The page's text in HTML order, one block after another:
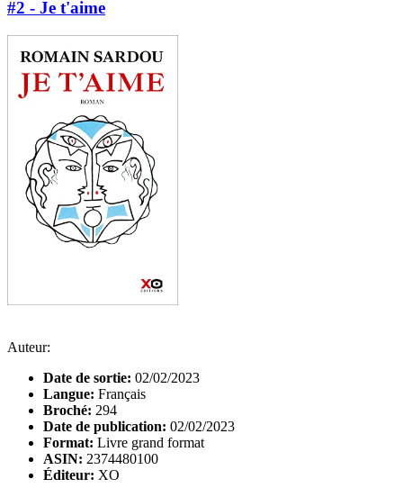
#2 - Je t'aime
Auteur:
Date de sortie: 02/02/2023
Langue: Français
Broché: 294
Date de publication: 02/02/2023
Format: Livre grand format
ASIN: 2374480100
Éditeur: XO